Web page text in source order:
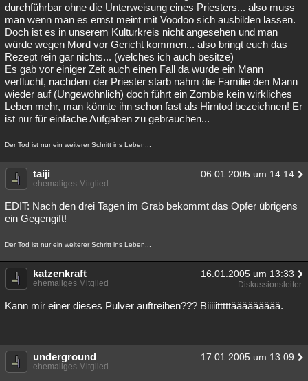
durchführbar ohne die Unterweisung eines Priesters... also muss
man wenn man es ernst meint mit Voodoo sich ausbilden lassen.
Doch ist es in unserem Kulturkreis nicht angesehen und man
würde wegen Mord vor Gericht kommen... also bringt euch das
Rezept rein gar nichts... (welches ich auch besitze)
Es gab vor einiger Zeit auch einen Fall da wurde ein Mann
verflucht, nachdem der Priester starb nahm die Familie den Mann
wieder auf (Ungewöhnlich) doch führt ein Zombie kein wirkliches
Leben mehr, man könnte ihn schon fast als Hirntod bezeichnen! Er
ist nur für einfache Aufgaben zu gebrauchen...
Der Tod ist nur ein weiterer Schritt ins Leben...
taiji 06.01.2005 um 14:14
ehemaliges Mitglied
EDIT: Nach den drei Tagen im Grab bekommt das Opfer übrigens
ein Gegengift!
Der Tod ist nur ein weiterer Schritt ins Leben...
katzenkraft 16.01.2005 um 13:33
ehemaliges Mitglied Diskussionsleiter
Kann mir einer dieses Pulver auftreiben??? Biiiiitttttäääääääää.
underground 17.01.2005 um 13:09
ehemaliges Mitglied